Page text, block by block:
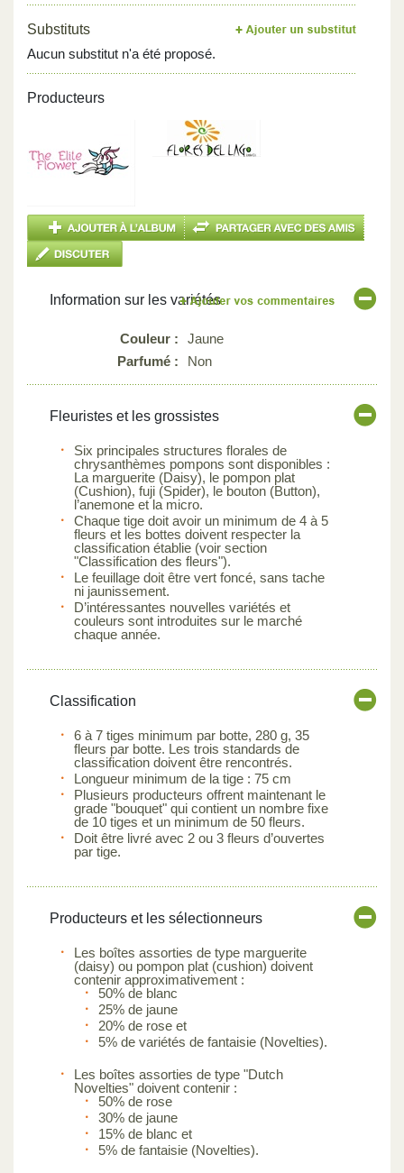
Substituts
Aucun substitut n'a été proposé.
Producteurs
Information sur les variétés
Couleur :
Jaune
Parfumé :
Non
Fleuristes et les grossistes
Six principales structures florales de
chrysanthèmes pompons sont disponibles :
La marguerite (Daisy), le pompon plat
(Cushion), fuji (Spider), le bouton (Button),
l’anemone et la micro.
Chaque tige doit avoir un minimum de 4 à 5
fleurs et les bottes doivent respecter la
classification établie (voir section
"Classification des fleurs").
Le feuillage doit être vert foncé, sans tache
ni jaunissement.
D’intéressantes nouvelles variétés et
couleurs sont introduites sur le marché
chaque année.
Classification
6 à 7 tiges minimum par botte, 280 g, 35
fleurs par botte. Les trois standards de
classification doivent être rencontrés.
Longueur minimum de la tige : 75 cm
Plusieurs producteurs offrent maintenant le
grade "bouquet" qui contient un nombre fixe
de 10 tiges et un minimum de 50 fleurs.
Doit être livré avec 2 ou 3 fleurs d’ouvertes
par tige.
Producteurs et les sélectionneurs
Les boîtes assorties de type marguerite
(daisy) ou pompon plat (cushion) doivent
contenir approximativement :
50% de blanc
25% de jaune
20% de rose et
5% de variétés de fantaisie (Novelties).
Les boîtes assorties de type "Dutch
Novelties" doivent contenir :
50% de rose
30% de jaune
15% de blanc et
5% de fantaisie (Novelties).